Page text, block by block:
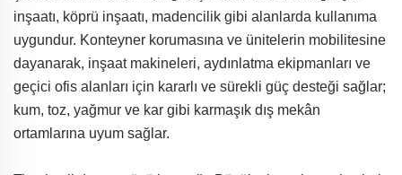
inşaatı, köprü inşaatı, madencilik gibi alanlarda kullanıma
uygundur. Konteyner korumasına ve ünitelerin mobilitesine
dayanarak, inşaat makineleri, aydınlatma ekipmanları ve
geçici ofis alanları için kararlı ve sürekli güç desteği sağlar;
kum, toz, yağmur ve kar gibi karmaşık dış mekân
ortamlarına uyum sağlar.